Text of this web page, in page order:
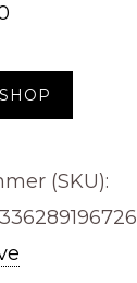
(SKU):